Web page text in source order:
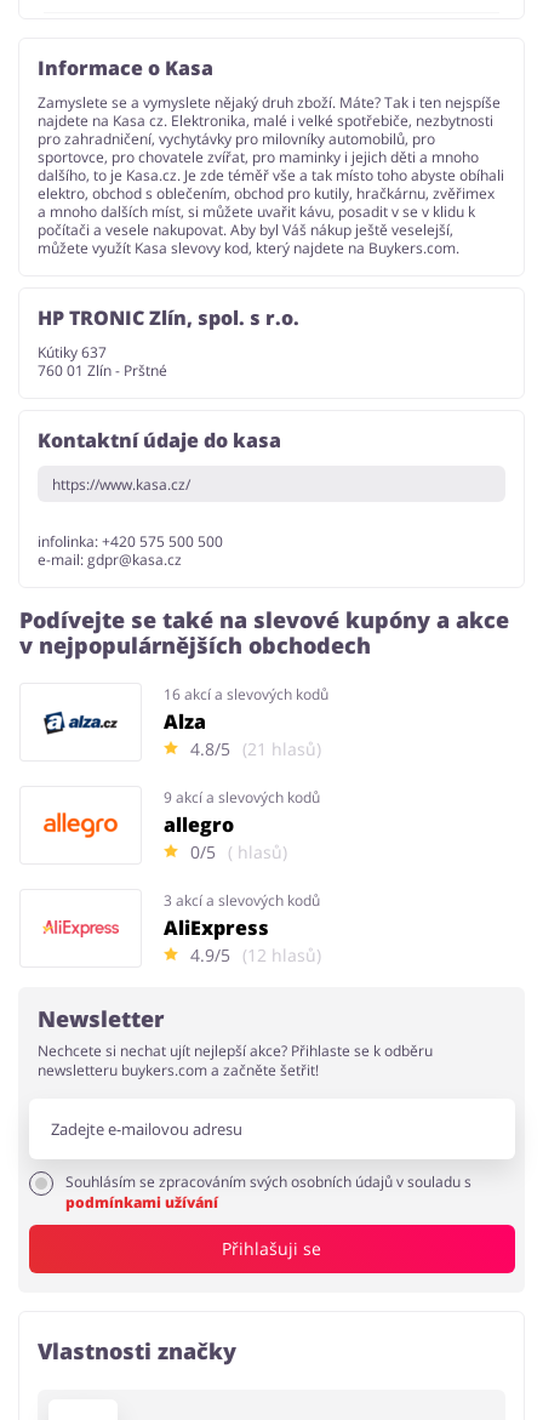
Informace o Kasa
Zamyslete se a vymyslete nějaký druh zboží. Máte? Tak i ten nejspíše
najdete na Kasa cz. Elektronika, malé i velké spotřebiče, nezbytnosti
pro zahradničení, vychytávky pro milovníky automobilů, pro
sportovce, pro chovatele zvířat, pro maminky i jejich děti a mnoho
dalšího, to je Kasa.cz. Je zde téměř vše a tak místo toho abyste obíhali
elektro, obchod s oblečením, obchod pro kutily, hračkárnu, zvěřimex
a mnoho dalších míst, si můžete uvařit kávu, posadit v se v klidu k
počítači a vesele nakupovat. Aby byl Váš nákup ještě veselejší,
můžete využít Kasa slevovy kod, který najdete na Buykers.com.
HP TRONIC Zlín, spol. s r.o.
Kútiky 637
760 01 Zlín - Prštné
Kontaktní údaje do kasa
https://www.kasa.cz/
infolinka: +420 575 500 500
e-mail:gdpr@kasa.cz
Podívejte se také na slevové kupóny a akce
v nejpopulárnějších obchodech
16 akcí a slevových kodů
Alza
4.8/5 (21 hlasů)
9 akcí a slevových kodů
allegro
0/5 ( hlasů)
3 akcí a slevových kodů
AliExpress
4.9/5 (12 hlasů)
Newsletter
Nechcete si nechat ujít nejlepší akce? Přihlaste se k odběru
newsletteru buykers.com a začněte šetřit!
Souhlásím se zpracováním svých osobních údajů v souladu s
podmínkami užívání
Přihlašuji se
Vlastnosti značky